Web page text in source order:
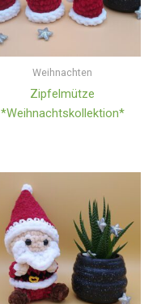
Weihnachten
Zipfelmütze
*Weihnachtskollektion*